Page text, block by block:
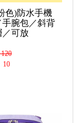
色)防水手機
手腕包／斜背
／可放
10